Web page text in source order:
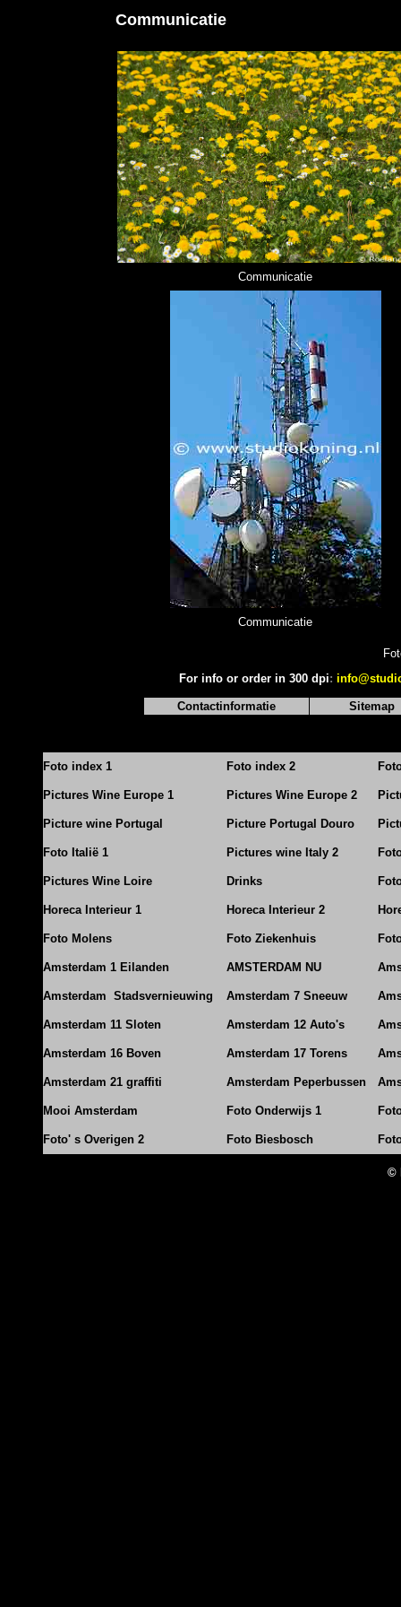
Communicatie
Communicatie
Communicatie
For info or order in 300 dpi:
Contactinformatie Sitemap
Foto index 1 Foto index 2
Pictures Wine Europe 1 Pictures Wine Europe 2
Picture wine Portugal Picture Portugal Douro
Foto Italië 1 Pictures wine Italy 2
Pictures Wine Loire Drinks
Horeca Interieur 1 Horeca Interieur 2
Foto Molens Foto Ziekenhuis
Amsterdam 1 Eilanden AMSTERDAM NU
Amsterdam Stadsvernieuwing Amsterdam 7 Sneeuw
Amsterdam 11 Sloten Amsterdam 12 Auto's
Amsterdam 16 Boven Amsterdam 17 Torens
Amsterdam 21 graffiti Amsterdam Peperbussen
Mooi Amsterdam Foto Onderwijs 1
Foto' s Overigen 2 Foto Biesbosch
©